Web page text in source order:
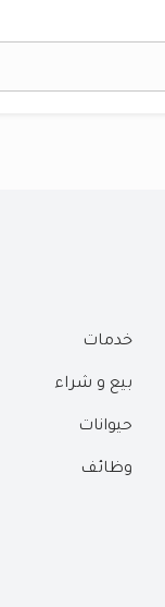
خدمات
بيع و شراء
حيوانات
وظائف